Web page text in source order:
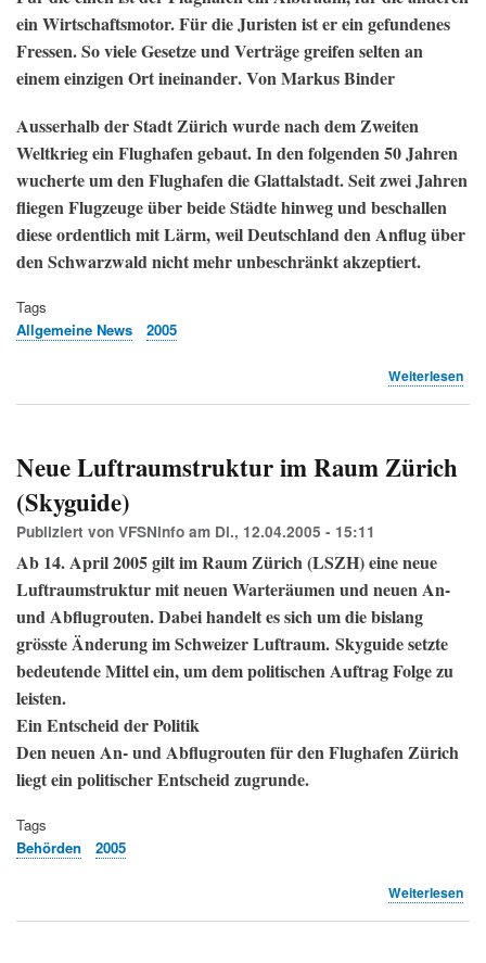
ein Wirtschaftsmotor. Für die Juristen ist er ein gefundenes
Fressen. So viele Gesetze und Verträge greifen selten an
einem einzigen Ort ineinander. Von Markus Binder
Ausserhalb der Stadt Zürich wurde nach dem Zweiten
Weltkrieg ein Flughafen gebaut. In den folgenden 50 Jahren
wucherte um den Flughafen die Glattalstadt. Seit zwei Jahren
fliegen Flugzeuge über beide Städte hinweg und beschallen
diese ordentlich mit Lärm, weil Deutschland den Anflug über
den Schwarzwald nicht mehr unbeschränkt akzeptiert.
Tags
Allgemeine News
2005
Weiterlesen
Neue Luftraumstruktur im Raum Zürich
(Skyguide)
Publiziert von VFSNinfo am Di., 12.04.2005 - 15:11
Ab 14. April 2005 gilt im Raum Zürich (LSZH) eine neue
Luftraumstruktur mit neuen Warteräumen und neuen An-
und Abflugrouten. Dabei handelt es sich um die bislang
grösste Änderung im Schweizer Luftraum. Skyguide setzte
bedeutende Mittel ein, um dem politischen Auftrag Folge zu
leisten.
Ein Entscheid der Politik
Den neuen An- und Abflugrouten für den Flughafen Zürich
liegt ein politischer Entscheid zugrunde.
Tags
Behörden
2005
Weiterlesen